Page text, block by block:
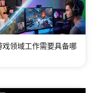
领域工作需要具备哪